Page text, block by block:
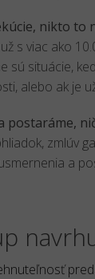
nikto to
s viac ako
sú situácie,
alebo ak je
postaráme,
zmlúv
a